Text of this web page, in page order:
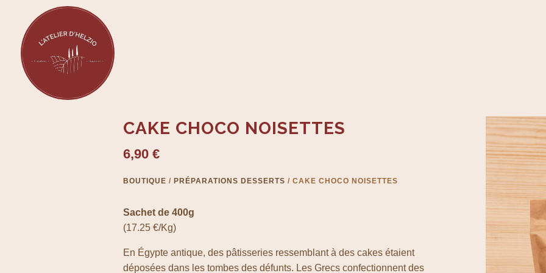
CAKE CHOCO NOISETTES
6,90 €
BOUTIQUE / PRÉPARATIONS DESSERTS / CAKE CHOCO NOISETTES
Sachet de 400g
(17.25 €/Kg)
En Égypte antique, des pâtisseries ressemblant à des cakes étaient
déposées dans les tombes des défunts. Les Grecs confectionnent des